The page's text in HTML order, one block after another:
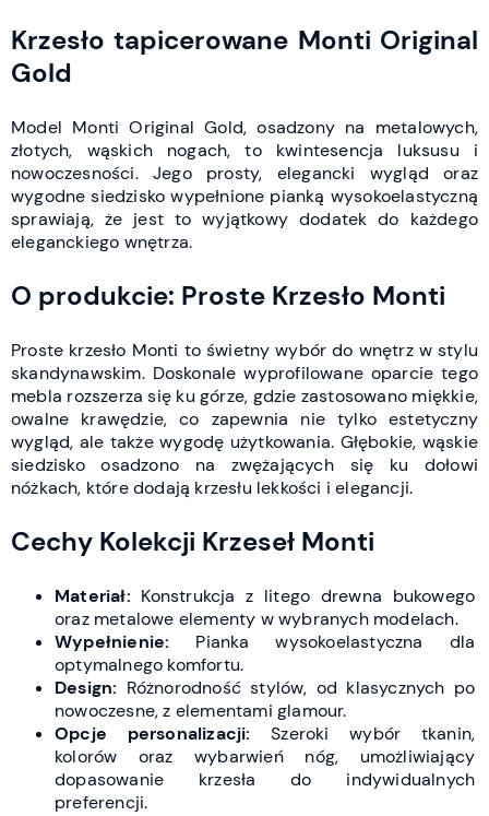
Krzesło tapicerowane Monti Original
Gold
Model Monti Original Gold, osadzony na metalowych,
złotych, wąskich nogach, to kwintesencja luksusu i
nowoczesności. Jego prosty, elegancki wygląd oraz
wygodne siedzisko wypełnione pianką wysokoelastyczną
sprawiają, że jest to wyjątkowy dodatek do każdego
eleganckiego wnętrza.
O produkcie: Proste Krzesło Monti
Proste krzesło Monti to świetny wybór do wnętrz w stylu
skandynawskim. Doskonale wyprofilowane oparcie tego
mebla rozszerza się ku górze, gdzie zastosowano miękkie,
owalne krawędzie, co zapewnia nie tylko estetyczny
wygląd, ale także wygodę użytkowania. Głębokie, wąskie
siedzisko osadzono na zwężających się ku dołowi
nóżkach, które dodają krzesłu lekkości i elegancji.
Cechy Kolekcji Krzeseł Monti
Materiał: Konstrukcja z litego drewna bukowego
oraz metalowe elementy w wybranych modelach.
Wypełnienie: Pianka wysokoelastyczna dla
optymalnego komfortu.
Design: Różnorodność stylów, od klasycznych po
nowoczesne, z elementami glamour.
Opcje personalizacji: Szeroki wybór tkanin,
kolorów oraz wybarwień nóg, umożliwiający
dopasowanie krzesła do indywidualnych
preferencji.